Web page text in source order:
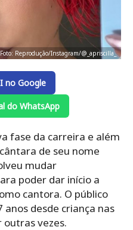
Reprodução/Instagram/@_apriscilla_
no Google
do WhatsApp
fase da carreira e além
de seu nome
mudar
poder dar início a
cantora. O público
desde criança nas
vezes.